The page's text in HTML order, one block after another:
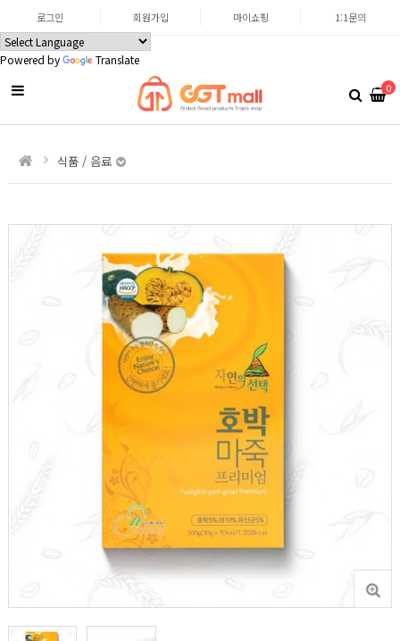
Powered by Translate
로그인 회원가입 마이쇼핑 1:1문의
0
식품 / 음료